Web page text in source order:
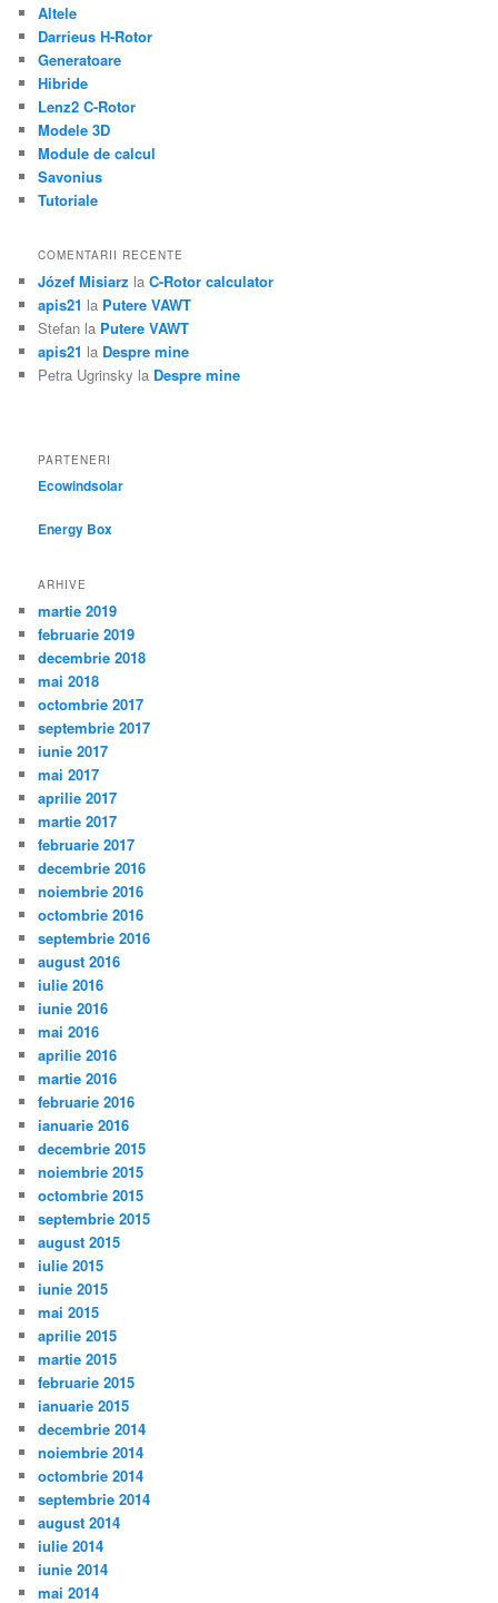
Altele
Darrieus H-Rotor
Generatoare
Hibride
Lenz2 C-Rotor
Modele 3D
Module de calcul
Savonius
Tutoriale
COMENTARII RECENTE
Józef Misiarz laC-Rotor calculator
apis21 la Putere VAWT
Stefan la Putere VAWT
apis21 la Despre mine
Petra Ugrinsky la Despre mine
PARTENERI
Ecowindsolar
Energy Box
ARHIVE
martie 2019
februarie 2019
decembrie 2018
mai 2018
octombrie 2017
septembrie 2017
iunie 2017
mai 2017
aprilie 2017
martie 2017
februarie 2017
decembrie 2016
noiembrie 2016
octombrie 2016
septembrie 2016
august 2016
iulie 2016
iunie 2016
mai 2016
aprilie 2016
martie 2016
februarie 2016
ianuarie 2016
decembrie 2015
noiembrie 2015
octombrie 2015
septembrie 2015
august 2015
iulie 2015
iunie 2015
mai 2015
aprilie 2015
martie 2015
februarie 2015
ianuarie 2015
decembrie 2014
noiembrie 2014
octombrie 2014
septembrie 2014
august 2014
iulie 2014
iunie 2014
mai 2014